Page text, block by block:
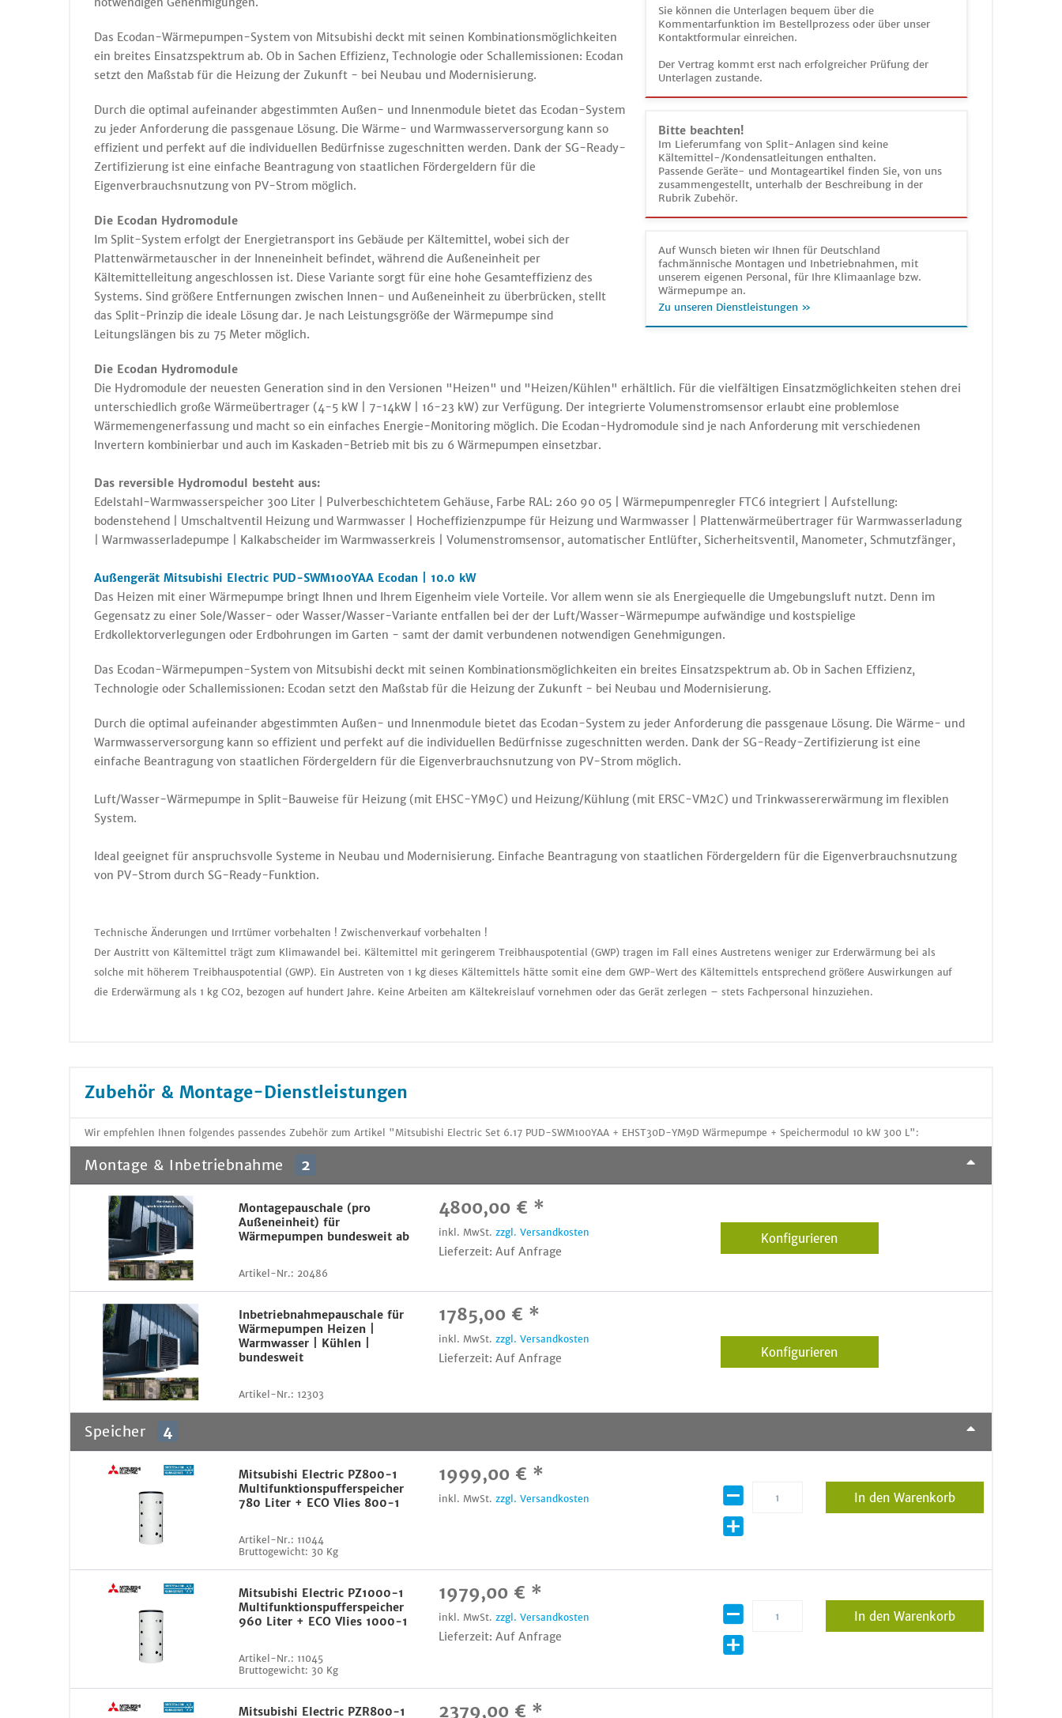
Sie können die Unterlagen bequem über die
Kommentarfunktion im Bestellprozess oder über unser
Kontaktformular einreichen.
Der Vertrag kommt erst nach erfolgreicher Prüfung der
Unterlagen zustande.
Bitte beachten!
Im Lieferumfang von Split-Anlagen sind keine
Kältemittel-/Kondensatleitungen enthalten.
Passende Geräte- und Montageartikel finden Sie, von uns
zusammengestellt, unterhalb der Beschreibung in der
Rubrik Zubehör.
Auf Wunsch bieten wir Ihnen für Deutschland
fachmännische Montagen und Inbetriebnahmen, mit
unserem eigenen Personal, für Ihre Klimaanlage bzw.
Wärmepumpe an.
Zu unseren Dienstleistungen »
Das Ecodan-Wärmepumpen-System von Mitsubishi deckt mit seinen Kombinationsmöglichkeiten
ein breites Einsatzspektrum ab. Ob in Sachen Effizienz, Technologie oder Schallemissionen: Ecodan
setzt den Maßstab für die Heizung der Zukunft - bei Neubau und Modernisierung.
Durch die optimal aufeinander abgestimmten Außen- und Innenmodule bietet das Ecodan-System
zu jeder Anforderung die passgenaue Lösung. Die Wärme- und Warmwasserversorgung kann so
effizient und perfekt auf die individuellen Bedürfnisse zugeschnitten werden. Dank der SG-Ready-
Zertifizierung ist eine einfache Beantragung von staatlichen Fördergeldern für die
Eigenverbrauchsnutzung von PV-Strom möglich.
Die Ecodan Hydromodule
Im Split-System erfolgt der Energietransport ins Gebäude per Kältemittel, wobei sich der
Plattenwärmetauscher in der Inneneinheit befindet, während die Außeneinheit per
Kältemittelleitung angeschlossen ist. Diese Variante sorgt für eine hohe Gesamteffizienz des
Systems. Sind größere Entfernungen zwischen Innen- und Außeneinheit zu überbrücken, stellt
das Split-Prinzip die ideale Lösung dar. Je nach Leistungsgröße der Wärmepumpe sind
Leitungslängen bis zu 75 Meter möglich.
Die Ecodan Hydromodule
Die Hydromodule der neuesten Generation sind in den Versionen "Heizen" und "Heizen/Kühlen" erhältlich. Für die vielfältigen Einsatzmöglichkeiten stehen drei
unterschiedlich große Wärmeübertrager (4-5 kW | 7-14kW | 16-23 kW) zur Verfügung. Der integrierte Volumenstromsensor erlaubt eine problemlose
Wärmemengenerfassung und macht so ein einfaches Energie-Monitoring möglich. Die Ecodan-Hydromodule sind je nach Anforderung mit verschiedenen
Invertern kombinierbar und auch im Kaskaden-Betrieb mit bis zu 6 Wärmepumpen einsetzbar.
Das reversible Hydromodul besteht aus:
Edelstahl-Warmwasserspeicher 300 Liter | Pulverbeschichtetem Gehäuse, Farbe RAL: 260 90 05 | Wärmepumpenregler FTC6 integriert | Aufstellung:
bodenstehend | Umschaltventil Heizung und Warmwasser | Hocheffizienzpumpe für Heizung und Warmwasser | Plattenwärmeübertrager für Warmwasserladung
| Warmwasserladepumpe | Kalkabscheider im Warmwasserkreis | Volumenstromsensor, automatischer Entlüfter, Sicherheitsventil, Manometer, Schmutzfänger,
Außengerät Mitsubishi Electric PUD-SWM100YAA Ecodan | 10.0 kW
Das Heizen mit einer Wärmepumpe bringt Ihnen und Ihrem Eigenheim viele Vorteile. Vor allem wenn sie als Energiequelle die Umgebungsluft nutzt. Denn im
Gegensatz zu einer Sole/Wasser- oder Wasser/Wasser-Variante entfallen bei der der Luft/Wasser-Wärmepumpe aufwändige und kostspielige
Erdkollektorverlegungen oder Erdbohrungen im Garten - samt der damit verbundenen notwendigen Genehmigungen.
Das Ecodan-Wärmepumpen-System von Mitsubishi deckt mit seinen Kombinationsmöglichkeiten ein breites Einsatzspektrum ab. Ob in Sachen Effizienz,
Technologie oder Schallemissionen: Ecodan setzt den Maßstab für die Heizung der Zukunft - bei Neubau und Modernisierung.
Durch die optimal aufeinander abgestimmten Außen- und Innenmodule bietet das Ecodan-System zu jeder Anforderung die passgenaue Lösung. Die Wärme- und
Warmwasserversorgung kann so effizient und perfekt auf die individuellen Bedürfnisse zugeschnitten werden. Dank der SG-Ready-Zertifizierung ist eine
einfache Beantragung von staatlichen Fördergeldern für die Eigenverbrauchsnutzung von PV-Strom möglich.
Luft/Wasser-Wärmepumpe in Split-Bauweise für Heizung (mit EHSC-YM9C) und Heizung/Kühlung (mit ERSC-VM2C) und Trinkwassererwärmung im flexiblen
System.
Ideal geeignet für anspruchsvolle Systeme in Neubau und Modernisierung. Einfache Beantragung von staatlichen Fördergeldern für die Eigenverbrauchsnutzung
von PV-Strom durch SG-Ready-Funktion.
Technische Änderungen und Irrtümer vorbehalten ! Zwischenverkauf vorbehalten !
Der Austritt von Kältemittel trägt zum Klimawandel bei. Kältemittel mit geringerem Treibhauspotential (GWP) tragen im Fall eines Austretens weniger zur Erderwärmung bei als
solche mit höherem Treibhauspotential (GWP). Ein Austreten von 1 kg dieses Kältemittels hätte somit eine dem GWP-Wert des Kältemittels entsprechend größere Auswirkungen auf
die Erderwärmung als 1 kg CO2, bezogen auf hundert Jahre. Keine Arbeiten am Kältekreislauf vornehmen oder das Gerät zerlegen – stets Fachpersonal hinzuziehen.
Zubehör & Montage-Dienstleistungen
Wir empfehlen Ihnen folgendes passendes Zubehör zum Artikel "Mitsubishi Electric Set 6.17 PUD-SWM100YAA + EHST30D-YM9D Wärmepumpe + Speichermodul 10 kW 300 L":
Montage & Inbetriebnahme 2
Montagepauschale (pro
Außeneinheit) für
Wärmepumpen bundesweit ab
Artikel-Nr.: 20486
4800,00 € *
inkl. MwSt.zzgl. Versandkosten
Lieferzeit: Auf Anfrage
Konfigurieren
Inbetriebnahmepauschale für
Wärmepumpen Heizen |
Warmwasser | Kühlen |
bundesweit
Artikel-Nr.: 12303
1785,00 € *
inkl. MwSt.zzgl. Versandkosten
Lieferzeit: Auf Anfrage Konfigurieren
Speicher 4
Mitsubishi Electric PZ800-1
Multifunktionspufferspeicher
780 Liter + ECO Vlies 800-1
Artikel-Nr.: 11044
Bruttogewicht: 30 Kg
1999,00 € *
inkl. MwSt.zzgl. Versandkosten In den Warenkorb
Mitsubishi Electric PZ1000-1
Multifunktionspufferspeicher
960 Liter + ECO Vlies 1000-1
Artikel-Nr.: 11045
Bruttogewicht: 30 Kg
1979,00 € *
inkl. MwSt.zzgl. Versandkosten
Lieferzeit: Auf Anfrage
In den Warenkorb
Mitsubishi Electric PZR800-1 2379,00 € *